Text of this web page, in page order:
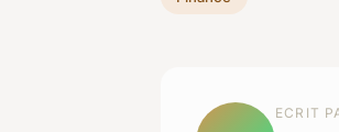
ECRIT